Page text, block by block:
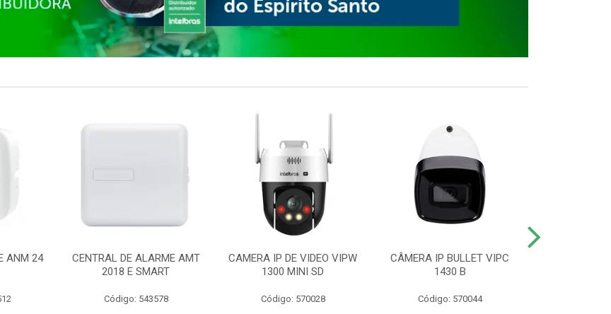
ANM 24
CENTRAL DE ALARME AMT
2018 E SMART
Código: 543578
CAMERA IP DE VIDEO VIPW
1300 MINI SD
Código: 570028
CÂMERA IP BULLET VIPC
1430 B
Código: 570044